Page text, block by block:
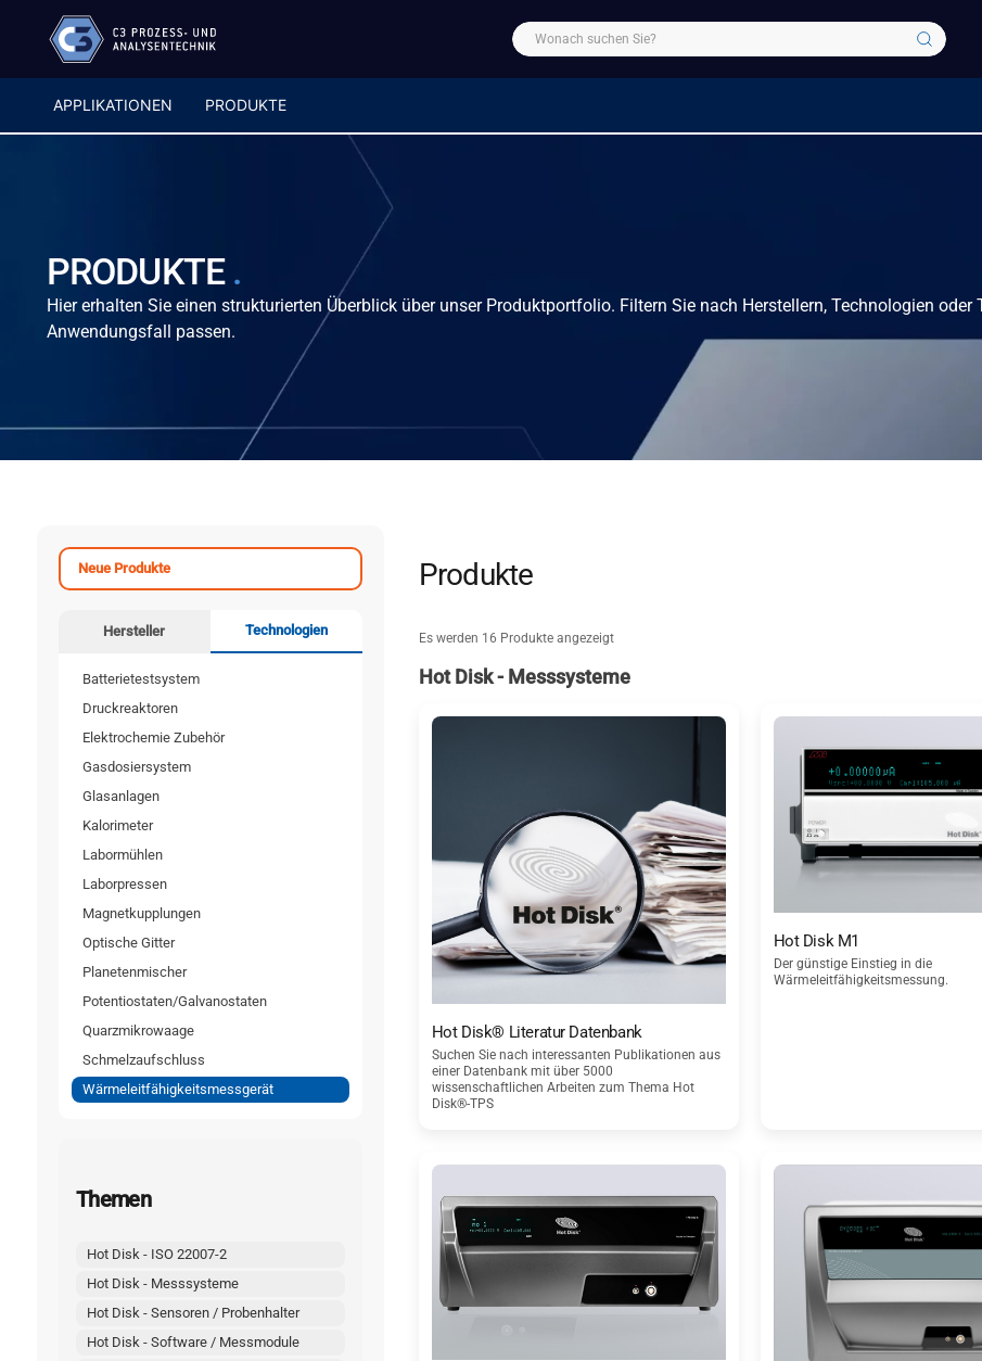
APPLIKATIONEN PRODUKTE
PRODUKTE .
Hier erhalten Sie einen strukturierten Überblick über unser Produktportfolio. Filtern Sie nach Herstellern, Technologien
Anwendungsfall passen.
Neue Produkte
Hersteller Technologien
Batterietestsystem
Druckreaktoren
Elektrochemie Zubehör
Gasdosiersystem
Glasanlagen
Kalorimeter
Labormühlen
Laborpressen
Magnetkupplungen
Optische Gitter
Planetenmischer
Potentiostaten/Galvanostaten
Quarzmikrowaage
Schmelzaufschluss
Wärmeleitfähigkeitsmessgerät
Themen
Hot Disk - ISO 22007-2
Hot Disk - Messsysteme
Hot Disk - Sensoren / Probenhalter
Hot Disk - Software / Messmodule
Produkte
Es werden 16 Produkte angezeigt
Hot Disk - Messsysteme
Hot Disk® Literatur Datenbank
Suchen Sie nach interessanten Publikationen aus
einer Datenbank mit über 5000
wissenschaftlichen Arbeiten zum Thema Hot
Disk®-TPS
Hot Disk M1
Der günstige Einstieg in die
Wärmeleitfähigkeitsmessung.